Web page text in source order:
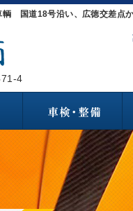
国道18号沿い、広徳交差点
4